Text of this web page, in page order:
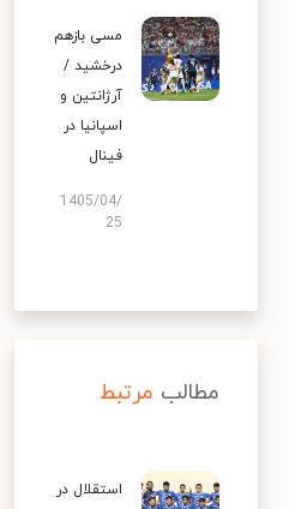
مسی بازهم
درخشید /
آرژانتین و
اسپانیا در
فینال
1405/04/
25
مطالب مرتبط
استقلال در